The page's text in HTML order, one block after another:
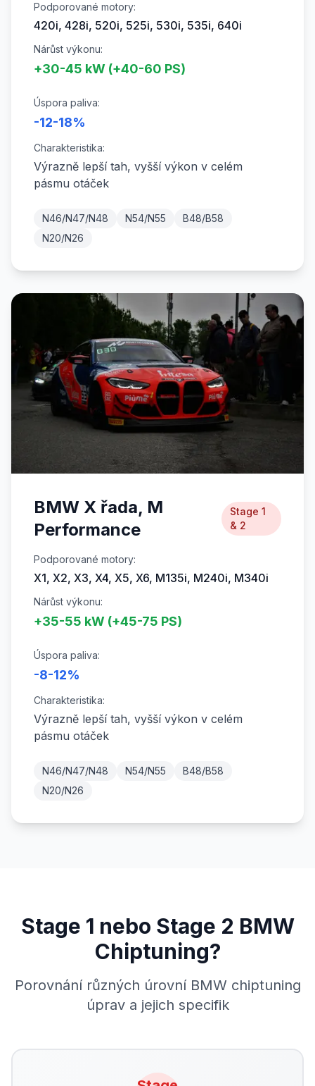
Podporované motory:
420i, 428i, 520i, 525i, 530i, 535i, 640i
Nárůst výkonu:
+30-45 kW (+40-60 PS)
Úspora paliva:
-12-18%
Charakteristika:
Výrazně lepší tah, vyšší výkon v celém
pásmu otáček
N46/N47/N48 N54/N55
B48/B58
N20/N26
BMW X řada, M
Performance
Stage 1
& 2
Podporované motory:
X1, X2, X3, X4, X5, X6, M135i, M240i, M340i
Nárůst výkonu:
+35-55 kW (+45-75 PS)
Úspora paliva:
-8-12%
Charakteristika:
Výrazně lepší tah, vyšší výkon v celém
pásmu otáček
N46/N47/N48 N54/N55
B48/B58
N20/N26
Stage 1 nebo Stage 2 BMW
Chiptuning?
Porovnání různých úrovní BMW chiptuning
úprav a jejich specifik